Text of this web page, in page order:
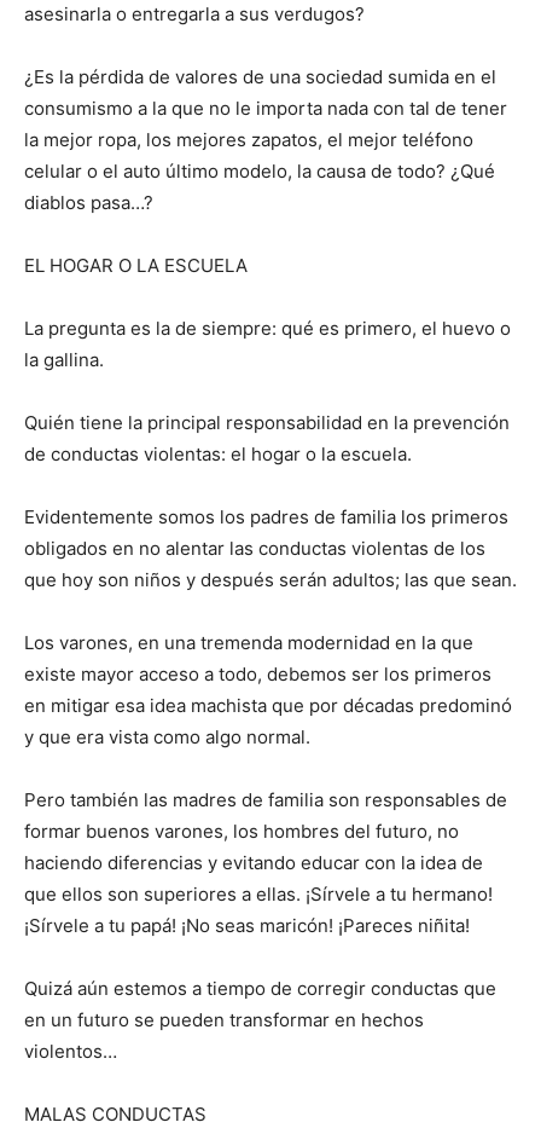
asesinarla o entregarla a sus verdugos?
¿Es la pérdida de valores de una sociedad sumida en el
consumismo a la que no le importa nada con tal de tener
la mejor ropa, los mejores zapatos, el mejor teléfono
celular o el auto último modelo, la causa de todo? ¿Qué
diablos pasa…?
EL HOGAR O LA ESCUELA
La pregunta es la de siempre: qué es primero, el huevo o
la gallina.
Quién tiene la principal responsabilidad en la prevención
de conductas violentas: el hogar o la escuela.
Evidentemente somos los padres de familia los primeros
obligados en no alentar las conductas violentas de los
que hoy son niños y después serán adultos; las que sean.
Los varones, en una tremenda modernidad en la que
existe mayor acceso a todo, debemos ser los primeros
en mitigar esa idea machista que por décadas predominó
y que era vista como algo normal.
Pero también las madres de familia son responsables de
formar buenos varones, los hombres del futuro, no
haciendo diferencias y evitando educar con la idea de
que ellos son superiores a ellas. ¡Sírvele a tu hermano!
¡Sírvele a tu papá! ¡No seas maricón! ¡Pareces niñita!
Quizá aún estemos a tiempo de corregir conductas que
en un futuro se pueden transformar en hechos
violentos…
MALAS CONDUCTAS